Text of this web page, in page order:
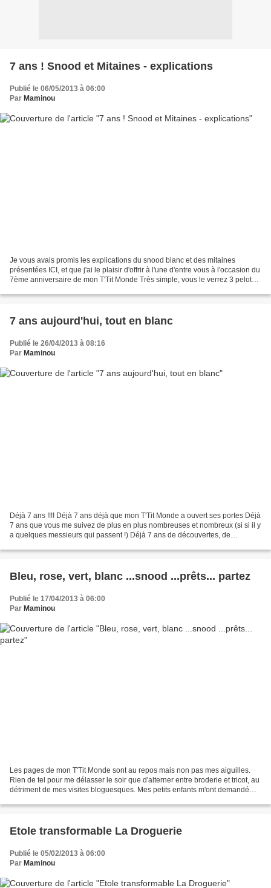
7 ans ! Snood et Mitaines - explications
Publié le 06/05/2013 à 06:00
Par Maminou
Je vous avais promis les explications du snood blanc et des mitaines
présentées ICI, et que j'ai le plaisir d'offrir à l'une d'entre vous à l'occasion du
7ème anniversaire de mon T'Tit Monde Très simple, vous le verrez 3 pelotes
7 ans aujourd'hui, tout en blanc
Publié le 26/04/2013 à 08:16
Par Maminou
Déjà 7 ans !!!! Déjà 7 ans déjà que mon T'Tit Monde a ouvert ses portes Déjà
7 ans que vous me suivez de plus en plus nombreuses et nombreux (si si il y
a quelques messieurs qui passent !) Déjà 7 ans de découvertes, de
Bleu, rose, vert, blanc ...snood ...prêts... partez
Publié le 17/04/2013 à 06:00
Par Maminou
Les pages de mon T'Tit Monde sont au repos mais non pas mes aiguilles.
Rien de tel pour me délasser le soir que d'alterner entre broderie et tricot, au
détriment de mes visites bloguesques. Mes petits enfants m'ont demandé
Etole transformable La Droguerie
Publié le 05/02/2013 à 06:00
Par Maminou